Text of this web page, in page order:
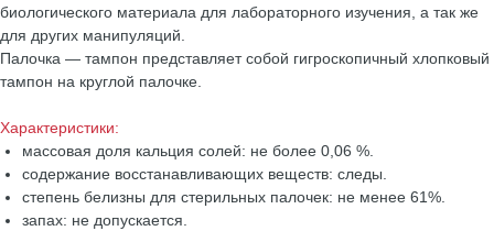
биологического материала для лабораторного изучения, а так же
для других манипуляций.
Палочка — тампон представляет собой гигроскопичный хлопковый
тампон на круглой палочке.
Характеристики:
массовая доля кальция солей: не более 0,06 %.
содержание восстанавливающих веществ: следы.
степень белизны для стерильных палочек: не менее 61%.
запах: не допускается.